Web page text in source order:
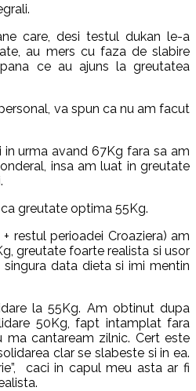
care, desi testul dukan le-a
au mers cu faza de slabire
ce au ajuns la greutatea
va spun ca nu am facut
urma avand 67Kg fara sa am
insa am luat in greutate
greutate optima 55Kg.
restul perioadei Croaziera) am
greutate foarte realista si usor
data dieta si imi mentin
la 55Kg. Am obtinut dupa
50Kg, fapt intamplat fara
cantaream zilnic. Cert este
clar se slabeste si in ea.
caci in capul meu asta ar fi